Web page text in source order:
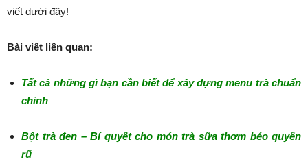
viết dưới đây!
Bài viết liên quan:
Tất cả những gì bạn cần biết để xây dựng menu trà chuẩn
chỉnh
Bột trà đen – Bí quyết cho món trà sữa thơm béo quyến
rũ